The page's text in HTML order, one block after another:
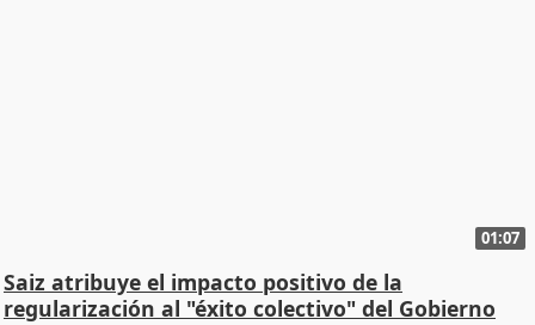
01:07
Saiz atribuye el impacto positivo de la
regularización al "éxito colectivo" del Gobierno